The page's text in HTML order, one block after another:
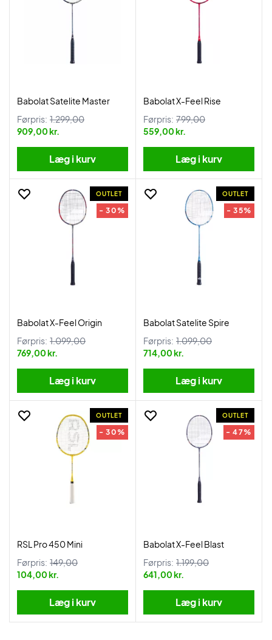
Babolat Satelite Master
Førpris: 1.299,00
909,00 kr.
Læg i kurv
Babolat X-Feel Rise
Førpris: 799,00
559,00 kr.
Læg i kurv
OUTLET
- 30%
Babolat X-Feel Origin
Førpris: 1.099,00
769,00 kr.
Læg i kurv
OUTLET
- 35%
Babolat Satelite Spire
Førpris: 1.099,00
714,00 kr.
Læg i kurv
OUTLET
- 30%
RSL Pro 450 Mini
Førpris: 149,00
104,00 kr.
Læg i kurv
OUTLET
- 47%
Babolat X-Feel Blast
Førpris: 1.199,00
641,00 kr.
Læg i kurv